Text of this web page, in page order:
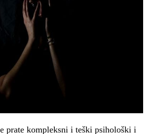
prate kompleksni i teški psihološki i